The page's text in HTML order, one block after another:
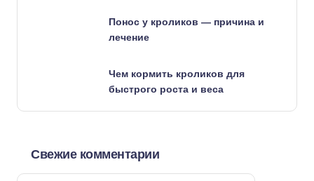
Понос у кроликов — причина и
лечение
Чем кормить кроликов для
быстрого роста и веса
Свежие комментарии